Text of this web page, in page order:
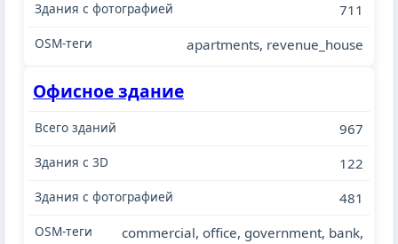
711
apartments, revenue_house
Офисное здание
967
122
481
commercial, office, government, bank,